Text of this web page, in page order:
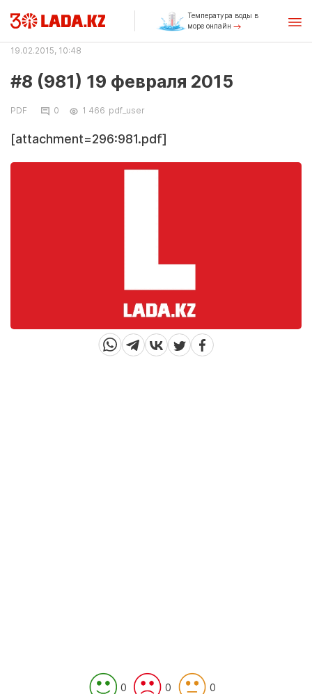
Температура воды в
море онлайн
19.02.2015, 10:48
#8 (981) 19 февраля 2015
PDF 0 1 466 pdf_user
[attachment=296:981.pdf]
0 0 0